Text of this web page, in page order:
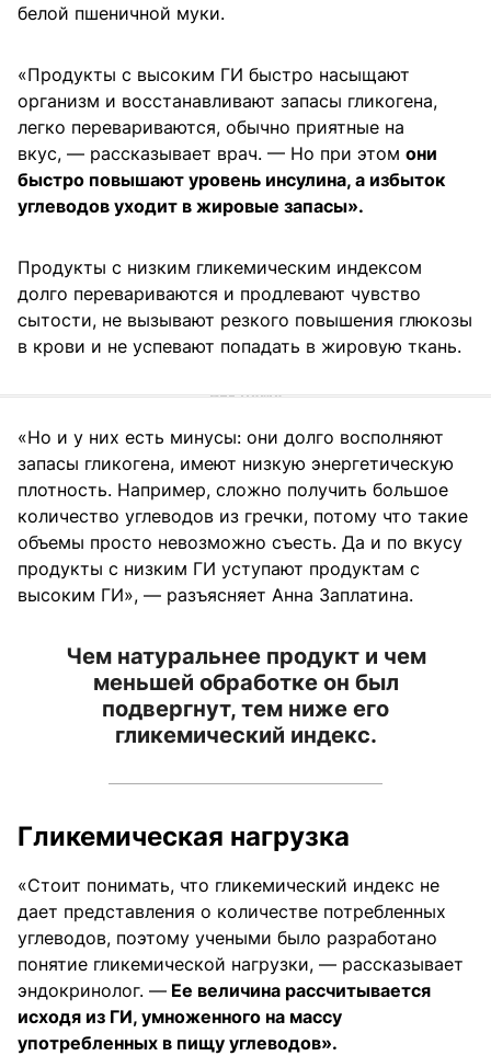
белой пшеничной муки.
«Продукты с высоким ГИ быстро насыщают
организм и восстанавливают запасы гликогена,
легко перевариваются, обычно приятные на
вкус, — рассказывает врач. — Но при этом они
быстро повышают уровень инсулина, а избыток
углеводов уходит в жировые запасы».
Продукты с низким гликемическим индексом
долго перевариваются и продлевают чувство
сытости, не вызывают резкого повышения глюкозы
в крови и не успевают попадать в жировую ткань.
«Но и у них есть минусы: они долго восполняют
запасы гликогена, имеют низкую энергетическую
плотность. Например, сложно получить большое
количество углеводов из гречки, потому что такие
объемы просто невозможно съесть. Да и по вкусу
продукты с низким ГИ уступают продуктам с
высоким ГИ», — разъясняет Анна Заплатина.
Чем натуральнее продукт и чем
меньшей обработке он был
подвергнут, тем ниже его
гликемический индекс.
Гликемическая нагрузка
«Стоит понимать, что гликемический индекс не
дает представления о количестве потребленных
углеводов, поэтому учеными было разработано
понятие гликемической нагрузки, — рассказывает
эндокринолог. — Ее величина рассчитывается
исходя из ГИ, умноженного на массу
употребленных в пищу углеводов».